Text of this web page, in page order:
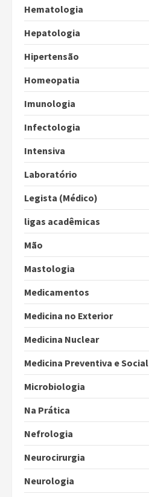
Hematologia
Hepatologia
Hipertensão
Homeopatia
Imunologia
Infectologia
Intensiva
Laboratório
Legista (Médico)
ligas acadêmicas
Mão
Mastologia
Medicamentos
Medicina no Exterior
Medicina Nuclear
Medicina Preventiva e Social
Microbiologia
Na Prática
Nefrologia
Neurocirurgia
Neurologia